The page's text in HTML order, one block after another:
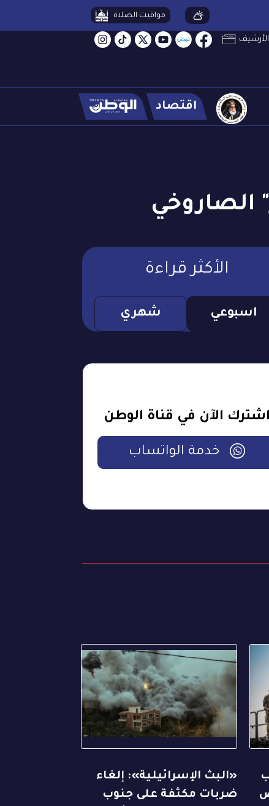
مواقيت الصلاة
الأرشيف
اقتصاد
الصاروخي
الأكثر قراءة
اسبوعي شهري
اشترك الآن في قناة الوطن
خدمة الواتساب
«البث الإسرائيلية»: إلغاء
ضربات مكثفة على جنوب